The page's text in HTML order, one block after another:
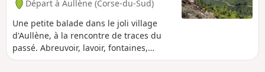
Départ à Aullène (Corse-du-Sud)
Une petite balade dans le joli village
d'Aullène, à la rencontre de traces du
passé. Abreuvoir, lavoir, fontaines,
église, temple, autant de petites choses